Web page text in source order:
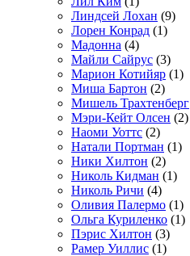
Линдсей Лохан (9)
Лорен Конрад (1)
Мадонна (4)
Майли Сайрус (3)
Марион Котийяр (1)
Миша Бартон (2)
Мишель Трахтенберг
Мэри-Кейт Олсен (2)
Наоми Уоттс (2)
Натали Портман (1)
Ники Хилтон (2)
Николь Кидман (1)
Николь Ричи (4)
Оливия Палермо (1)
Ольга Куриленко (1)
Пэрис Хилтон (3)
Рамер Уиллис (1)